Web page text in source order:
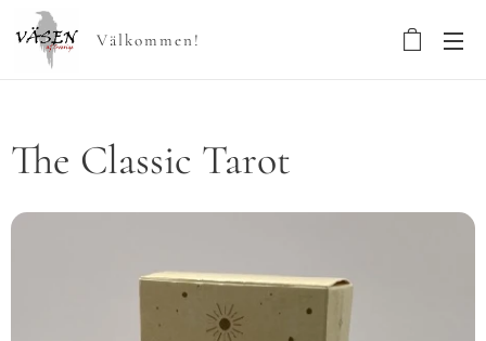
Välkommen!
The Classic Tarot